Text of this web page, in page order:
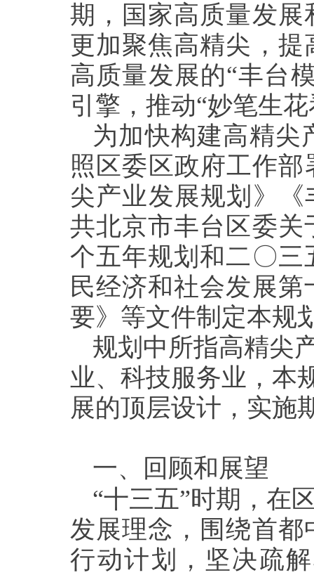
期，国家高质量发
更加聚焦高精尖，
高质量发展的“丰台
引擎，推动“妙笔生
为加快构建高精尖
照区委区政府工作
尖产业发展规划》
共北京市丰台区委
个五年规划和二〇三
民经济和社会发展
要》等文件制定本规
规划中所指高精尖
业、科技服务业，本
展的顶层设计，实施
一、回顾和展望
“十三五”时期，在
发展理念，围绕首
行动计划，坚决疏